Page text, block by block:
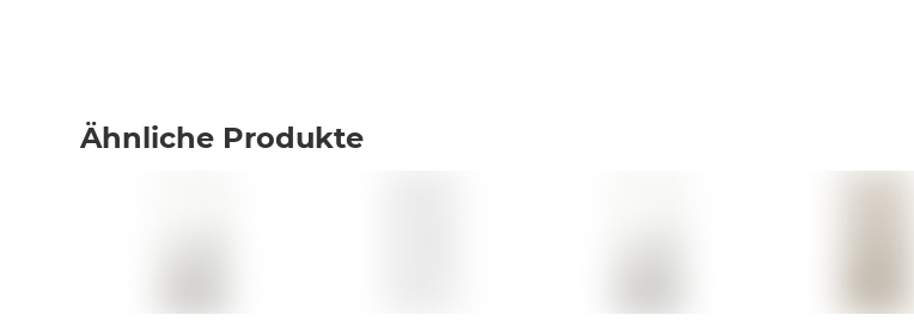
Ähnliche Produkte